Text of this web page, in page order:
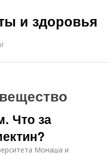
и здоровья
Что за
Монаша и